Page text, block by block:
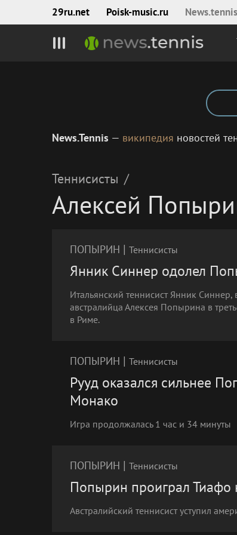
29ru.net Poisk‑music.ru News.tennis
News.Tennis — википедия новостей
Теннисисты /
Алексей
ПОПЫРИН | Теннисисты
Янник Синнер одолел
Итальянский теннисист Янник
австралийца Алексея Попырина в
в Риме.
ПОПЫРИН | Теннисисты
Рууд оказался сильнее
Монако
Игра продолжалась 1 час и 34 минуты
ПОПЫРИН | Теннисисты
Попырин проиграл Тиафо
Австралийский теннисист уступил